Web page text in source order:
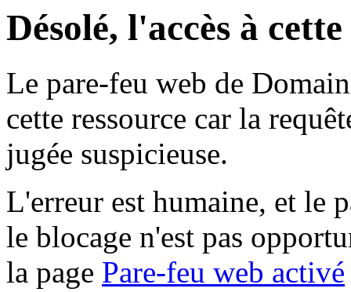
Désolé, l'accès à
Le pare-feu web de
cette ressource car la
jugée suspicieuse.
L'erreur est humaine, et le
le blocage n'est pas
la page Pare-feu web activé